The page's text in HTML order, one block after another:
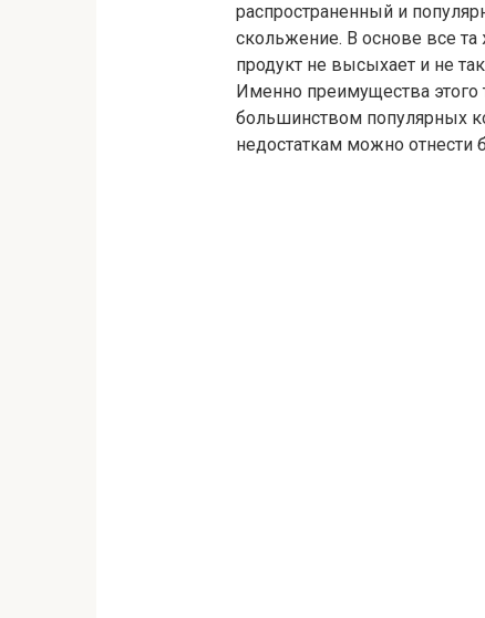
распространенный и
скольжение. В основе все та
продукт не высыхает и не
Именно преимущества этого
большинством популярных
недостаткам можно